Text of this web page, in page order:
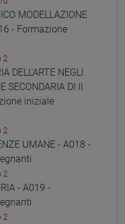
MODELLAZIONE
- Formazione
2
DELL'ARTE NEGLI
SECONDARIA DI II
iniziale
2
UMANE - A018 -
2
- A019 -
2